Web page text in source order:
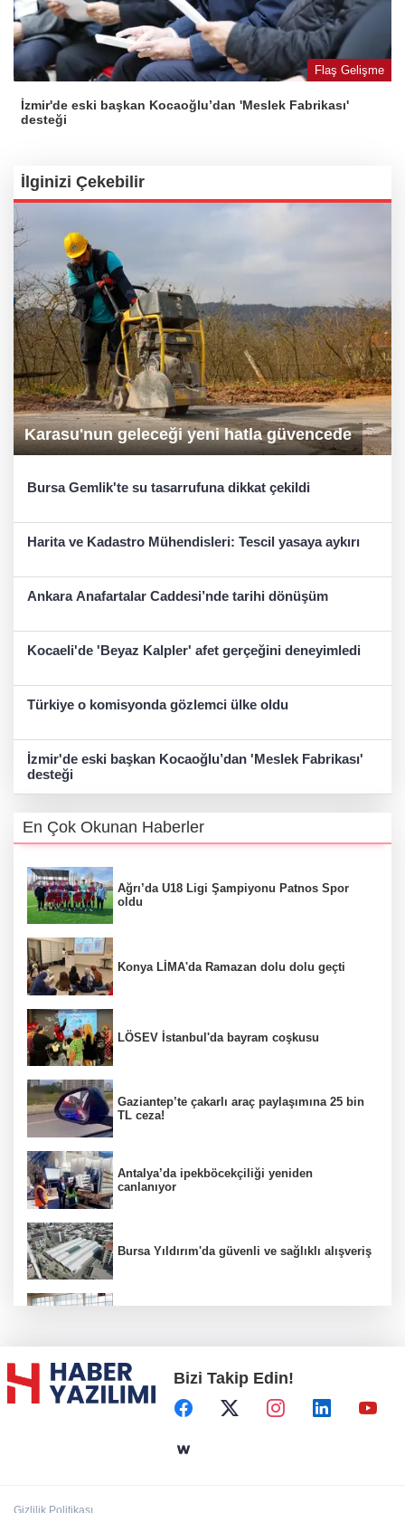
Flaş Gelişme
İzmir'de eski başkan Kocaoğlu’dan 'Meslek Fabrikası'
desteği
İlginizi Çekebilir
Karasu'nun geleceği yeni hatla güvencede
Bursa Gemlik'te su tasarrufuna dikkat çekildi
Harita ve Kadastro Mühendisleri: Tescil yasaya aykırı
Ankara Anafartalar Caddesi’nde tarihi dönüşüm
Kocaeli'de 'Beyaz Kalpler' afet gerçeğini deneyimledi
Türkiye o komisyonda gözlemci ülke oldu
İzmir'de eski başkan Kocaoğlu’dan 'Meslek Fabrikası'
desteği
En Çok Okunan Haberler
Ağrı’da U18 Ligi Şampiyonu Patnos Spor
oldu
Konya LİMA'da Ramazan dolu dolu geçti
LÖSEV İstanbul'da bayram coşkusu
Gaziantep’te çakarlı araç paylaşımına 25 bin
TL ceza!
Antalya’da ipekböcekçiliği yeniden
canlanıyor
Bursa Yıldırım'da güvenli ve sağlıklı alışveriş
Başkent'in göletlerinde temizlik ve bakım
sürüyor
Bizi Takip Edin!
Gizlilik Politikası